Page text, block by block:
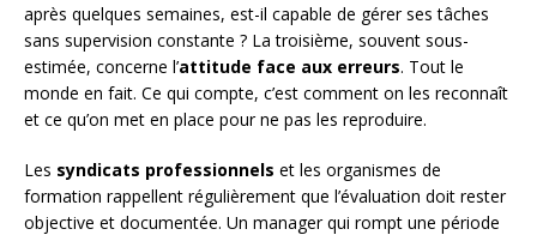
après quelques semaines, est-il capable de gérer ses tâches
sans supervision constante ? La troisième, souvent sous-
estimée, concerne l’attitude face aux erreurs. Tout le
monde en fait. Ce qui compte, c’est comment on les reconnaît
et ce qu’on met en place pour ne pas les reproduire.
Les syndicats professionnels et les organismes de
formation rappellent régulièrement que l’évaluation doit rester
objective et documentée. Un manager qui rompt une période